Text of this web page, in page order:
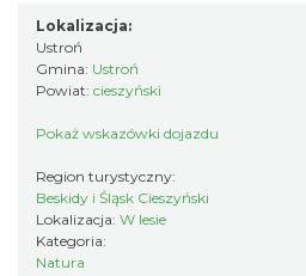
Lokalizacja:
Ustroń
Gmina: Ustroń
Powiat: cieszyński
Pokaż wskazówki dojazdu
Region turystyczny:
Beskidy i Śląsk Cieszyński
Lokalizacja: W lesie
Kategoria:
Natura